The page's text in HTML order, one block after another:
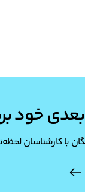
بعدی خود
با کارشناسان